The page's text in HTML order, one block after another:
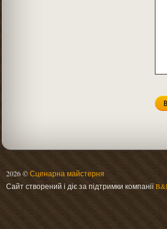
2026 ©Сценарна майстерня
Сайт створений і діє за підтримки компанії